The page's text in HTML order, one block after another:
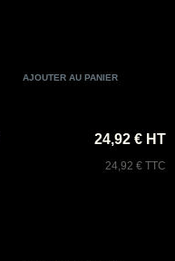
24,92 € HT
24,92 € TTC